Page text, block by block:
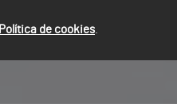
Política de cookies.